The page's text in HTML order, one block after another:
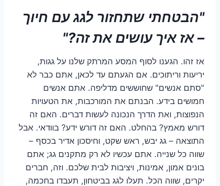
"הבטחתי שתחזור לגג עם חיוך
– אז איך עושים את זה?"
אז זהו. הגענו לסוף המסע המרתק שלנו על גגות,
יריעות וריתוכים. אם הגעתם עד לכאן, אתם כבר לא
"סתם אנשים" שחוששים מדליפה. אתם אנשים
חמושים בידע. הבנתם את המורכבות, את הטעויות
הנפוצות, ואת הדרך הנכונה לעשות דברים. האם זה
דורש מאמץ? בהחלט. האם זה דורש ידע? בוודאי. אבל
התוצאה – גג יבש, ראש שקט, וחיסכון אדיר בכסף –
שווה כל שנייה. אתם עכשיו לא רק מתקנים גג; אתם
בונים אמון, אמינות, ויציבות לבית שלכם. וזה, חברים
יקרים, שווה הכל. תעלו לגג בביטחון, תעבדו בחכמה,